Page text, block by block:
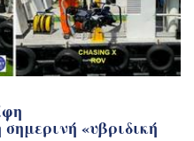
«υβριδική